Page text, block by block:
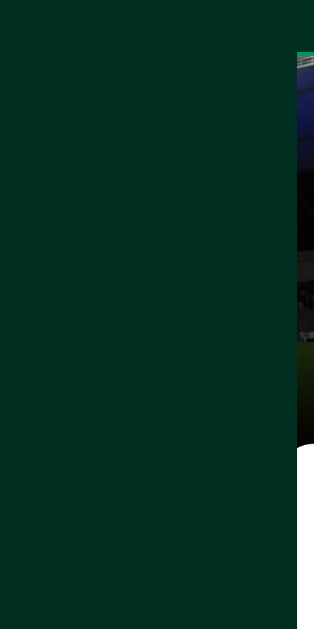
سيدات الأهلي يعبرن
حجز الفريق النسائي الأول بالنادي الأهلي